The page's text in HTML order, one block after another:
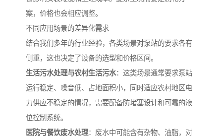
案，价格也会相应调整。
不同应用场景的差异化需求
结合我们多年的行业经验，各类场景对泵站的要求各有
侧重，这也决定了设备的选型和价格区间。
生活污水处理与农村生活污水：这类场景通常要求泵站
运行稳定、噪音低、占地面积小，同时适应农村地区电
力供应不稳定的情况，需要配备防堵塞设计和可靠的液
位控制系统。
医院与餐饮废水处理：废水中可能含有杂物、油脂，对